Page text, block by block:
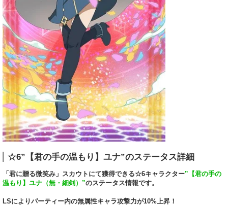
☆6”【君の手の温もり】ユナ”のステータス詳細
「君に贈る微笑み」スカウトにて獲得できる☆6キャラクター”【君の手の
温もり】ユナ（無・細剣）”のステータス情報です。
LSによりパーティー内の無属性キャラ攻撃力が10%上昇！